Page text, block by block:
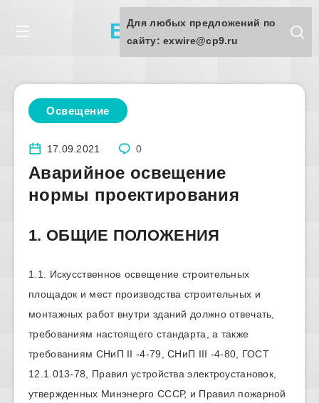
Exwire.ru
Освещение
17.09.2021 0
Аварийное освещение
нормы проектирования
1. ОБЩИЕ ПОЛОЖЕНИЯ
1.1. Искусственное освещение строительных
площадок и мест производства строительных и
монтажных работ внутри зданий должно отвечать,
требованиям настоящего стандарта, а также
требованиям СНиП II -4-79, СНиП III -4-80, ГОСТ
12.1.013-78, Правил устройства электроустановок,
утвержденных Минэнерго СССР, и Правил пожарной
Для любых предложений по
сайту: exwire@cp9.ru